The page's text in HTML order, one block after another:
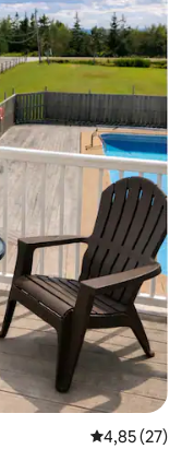
4,85 de uma
4,85 (27)